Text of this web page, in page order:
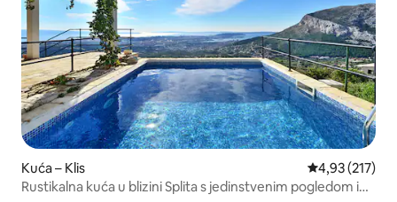
Kuća – Klis Prosječna
4,93 (217)
Rustikalna kuća u blizini Splita s jedinstvenim pogledom i